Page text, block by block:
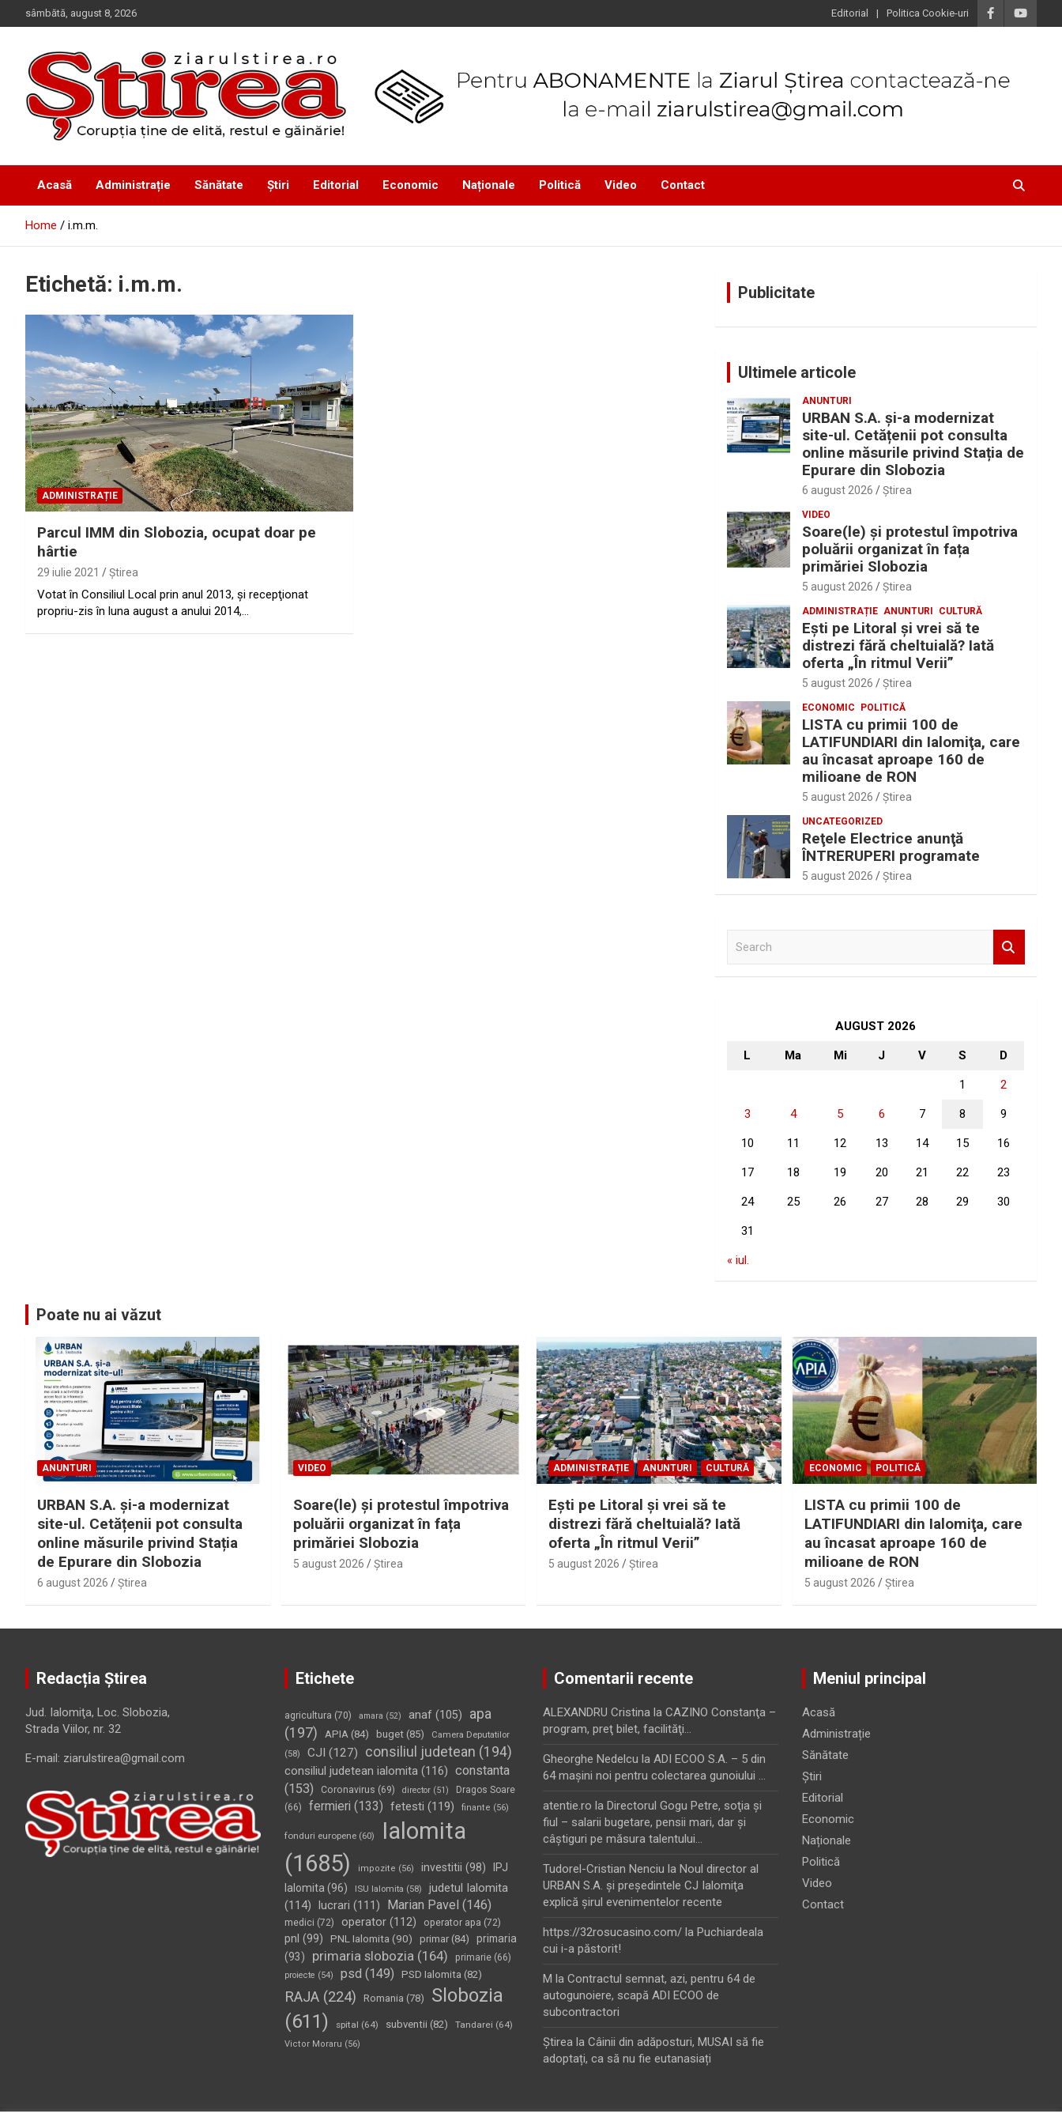
to
sâmbătă, august 8, 2026 Editorial Politica Cookie-uri
Ziarul Știrea
Acasă Administrație Sănătate Știri Editorial Economic Naționale Politică Video Contact
Home i.m.m.
Etichetă: i.m.m.
ADMINISTRAȚIE
Parcul IMM din Slobozia, ocupat doar pe
hârtie
29 iulie 2021 Ştirea
Votat în Consiliul Local prin anul 2013, şi recepţionat
propriu-zis în luna august a anului 2014,…
Publicitate
Ultimele articole
ANUNTURI
URBAN S.A. și-a modernizat
site-ul. Cetățenii pot consulta
online măsurile privind Stația de
Epurare din Slobozia
6 august 2026 Ştirea
VIDEO
Soare(le) și protestul împotriva
poluării organizat în fața
primăriei Slobozia
5 august 2026 Ştirea
ADMINISTRAȚIE ANUNTURI CULTURĂ
Eşti pe Litoral şi vrei să te
distrezi fără cheltuială? Iată
oferta „În ritmul Verii”
5 august 2026 Ştirea
ECONOMIC POLITICĂ
LISTA cu primii 100 de
LATIFUNDIARI din Ialomiţa, care
au încasat aproape 160 de
milioane de RON
5 august 2026 Ştirea
UNCATEGORIZED
Reţele Electrice anunţă
ÎNTRERUPERI programate
5 august 2026 Ştirea
AUGUST 2026
L Ma Mi J V S D
1 2
3 4 5 6 7 8 9
10 11 12 13 14 15 16
17 18 19 20 21 22 23
24 25 26 27 28 29 30
31
« iul.
Poate nu ai văzut
ANUNTURI
URBAN S.A. și-a modernizat
site-ul. Cetățenii pot consulta
online măsurile privind Stația
de Epurare din Slobozia
6 august 2026 Ştirea
VIDEO
Soare(le) și protestul împotriva
poluării organizat în fața
primăriei Slobozia
5 august 2026 Ştirea
ADMINISTRAȚIE ANUNTURI CULTURĂ
Eşti pe Litoral şi vrei să te
distrezi fără cheltuială? Iată
oferta „În ritmul Verii”
5 august 2026 Ştirea
ECONOMIC POLITICĂ
LISTA cu primii 100 de
LATIFUNDIARI din Ialomiţa, care
au încasat aproape 160 de
milioane de RON
5 august 2026 Ştirea
Redacția Știrea
Jud. Ialomiţa, Loc. Slobozia,
Strada Viilor, nr. 32
E-mail: ziarulstirea@gmail.com
Etichete
agricultura (70) amara (52) anaf(105)
apa
(197)
APIA(84) buget(85)
Camera Deputatilor
(58)
CJI (127) consiliul judetean (194)
consiliul judetean ialomita(116) constanta
(153)
Coronavirus (69) director(51)
Dragos Soare
(66)
fermieri (133) fetesti (119) finante (56)
fonduri europene(60)
Ialomita
(1685)
impozite (56) investitii (98)
IPJ
Ialomita (96) ISU Ialomita (58)
judetul Ialomita
(114) lucrari (111) Marian Pavel (146)
medici (72) operator(112) operator apa (72)
pnl (99) PNL Ialomita (90) primar(84)
primaria
(93)
primaria slobozia(164) primarie(66)
proiecte (54) psd (149) PSD Ialomita (82)
RAJA(224) Romania (78)
Slobozia
(611)
spital (64) subventii (82) Tandarei (64)
Victor Moraru (56)
Comentarii recente
ALEXANDRU Cristina la CAZINO Constanţa –
program, preţ bilet, facilităţi…
Gheorghe Nedelcu la ADI ECOO S.A. – 5 din
64 maşini noi pentru colectarea gunoiului …
atentie.ro la Directorul Gogu Petre, soţia şi
fiul – salarii bugetare, pensii mari, dar şi
câştiguri pe măsura talentului…
Tudorel-Cristian Nenciu la Noul director al
URBAN S.A. şi preşedintele CJ Ialomiţa
explică şirul evenimentelor recente
https://32rosucasino.com/ la Puchiardeala
cui i-a păstorit!
M la Contractul semnat, azi, pentru 64 de
autogunoiere, scapă ADI ECOO de
subcontractori
Ştirea la Câinii din adăposturi, MUSAI să fie
adoptați, ca să nu fie eutanasiați
Meniul principal
Acasă
Administrație
Sănătate
Știri
Editorial
Economic
Naționale
Politică
Video
Contact